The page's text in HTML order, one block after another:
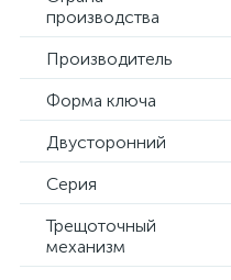
производства
Производитель
Форма ключа
Двусторонний
Серия
Трещоточный
механизм